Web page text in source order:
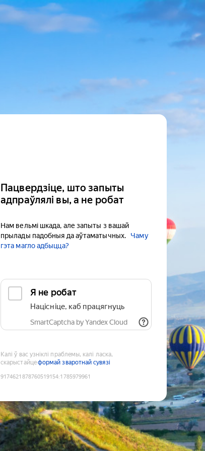
Пацвердзіце, што запыты
адпраўлялі вы, а не робат
Нам вельмі шкада, але запыты з вашай
прылады падобныя да аўтаматычных.
Чаму
гэта магло адбыцца?
Я не робат
Націсніце, каб працягнуць
SmartCaptcha by Yandex Cloud
Калі ў вас узніклі праблемы, калі ласка,
скарыстайцеформай зваротнай сувязі
9174621878760519154:1785979961